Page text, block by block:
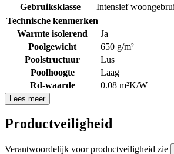
Gebruiksklasse
Intensief
Technische kenmerken
Warmte isolerend
Ja
Poolgewicht
650 g/m²
Poolstructuur
Lus
Poolhoogte
Laag
Rd-waarde
0.08 m²K/W
Lees meer
Productveiligheid
Verantwoordelijk voor productveiligheid zie